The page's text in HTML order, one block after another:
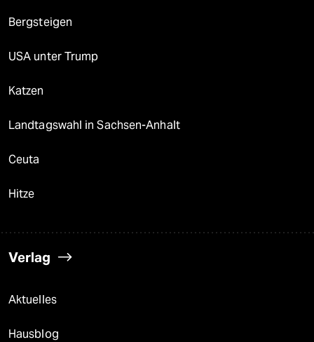
Bergsteigen
USA unter Trump
Katzen
Landtagswahl in Sachsen-Anhalt
Ceuta
Hitze
Verlag
Aktuelles
Hausblog